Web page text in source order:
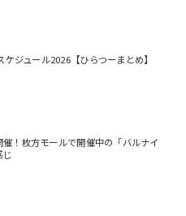
ジュール2026【ひらつーまとめ】
！枚方モールで開催中の「バルナイ
じ